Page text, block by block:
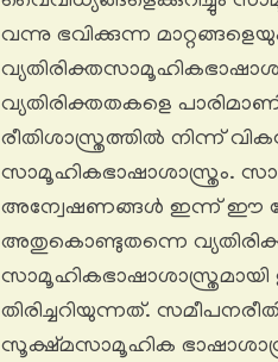
വന്നു ഭവിക്കുന്ന
വ്യതിരിക്തതകളെ
രീതിശാസ്ത്രത്തിൽ നിന്ന്
സാമൂഹികഭാഷാശാസ്ത്രം.
അന്വേഷണങ്ങൾ ഇന്ന് ഈ
അതുകൊണ്ടുതന്നെ
തിരിച്ചറിയുന്നത്.
സൂക്ഷ്മസാമൂഹിക